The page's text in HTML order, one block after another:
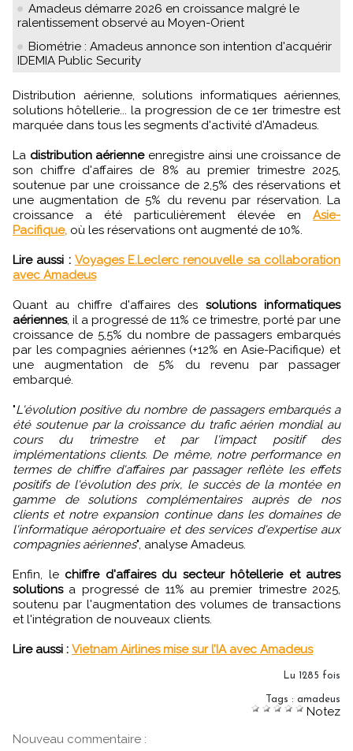
Amadeus démarre 2026 en croissance malgré le
ralentissement observé au Moyen-Orient
Biométrie : Amadeus annonce son intention d'acquérir
IDEMIA Public Security
Distribution aérienne, solutions informatiques aériennes,
solutions hôtellerie... la progression de ce 1er trimestre est
marquée dans tous les segments d'activité d'Amadeus.
La distribution aérienneenregistre ainsi une croissance de
son chiffre d'affaires de 8% au premier trimestre 2025,
soutenue par une croissance de 2,5% des réservations et
une augmentation de 5% du revenu par réservation. La
croissance a été particulièrement élevée en Asie-
Pacifique, où les réservations ont augmenté de 10%.
Lire aussi : Voyages E.Leclerc renouvelle sa collaboration
avec Amadeus
Quant au chiffre d'affaires dessolutions informatiques
aériennes, il a progressé de 11% ce trimestre, porté par une
croissance de 5,5% du nombre de passagers embarqués
par les compagnies aériennes (+12% en Asie-Pacifique) et
une augmentation de 5% du revenu par passager
embarqué.
"L'évolution positive du nombre de passagers embarqués a
été soutenue par la croissance du trafic aérien mondial au
cours du trimestre et par l'impact positif des
implémentations clients. De même, notre performance en
termes de chiffre d'affaires par passager reflète les effets
positifs de l'évolution des prix, le succès de la montée en
gamme de solutions complémentaires auprès de nos
clients et notre expansion continue dans les domaines de
l'informatique aéroportuaire et des services d'expertise aux
compagnies aériennes", analyse Amadeus.
Enfin, le chiffre d'affaires du secteur hôtellerie et autres
solutionsa progressé de 11% au premier trimestre 2025,
soutenu par l'augmentation des volumes de transactions
et l'intégration de nouveaux clients.
Lire aussi : Vietnam Airlines mise sur l’IA avec Amadeus
Lu 1285 fois
Tags : amadeus
Notez
Nouveau commentaire :